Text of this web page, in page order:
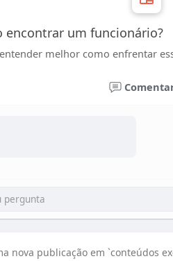
encontrar um funcionário?
melhor como enfrentar
nova publicação em `conteúdos